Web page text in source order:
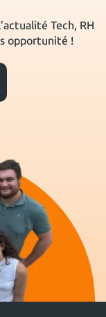
Tech, RH
opportunité !